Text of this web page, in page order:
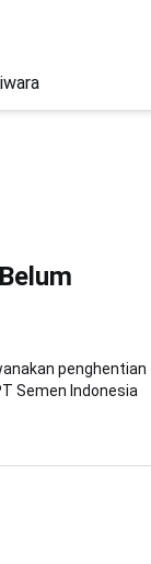
penghentian
Semen Indonesia